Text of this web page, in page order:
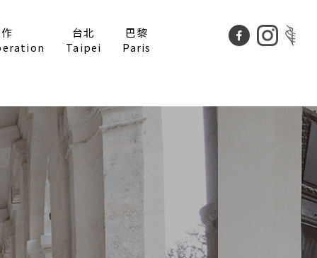
台北
Taipei
巴黎
Paris